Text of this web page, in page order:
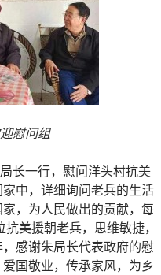
慰问组
局长一行，慰问洋头村抗美
中，详细询问老兵的生活
，为人民做出的贡献，每
美援朝老兵，思维敏捷，
感谢朱局长代表政府的慰
国敬业，传承家风，为乡